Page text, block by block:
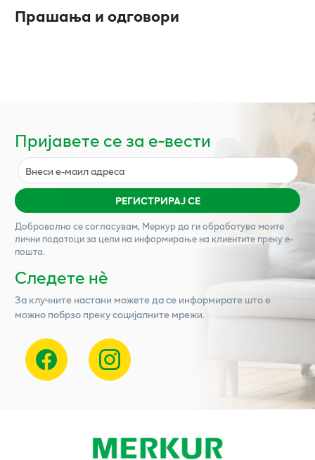
Прашања и одговори
Пријавете се за е-вести
РЕГИСТРИРАЈ СЕ
Доброволно се согласувам, Меркурда ги обработува моите
лични податоци за цели на информирање на клиентите преку е-
пошта.
Следете нѐ
За клучните настани можете да се информирате што е
можно побрзо преку социјалните мрежи.